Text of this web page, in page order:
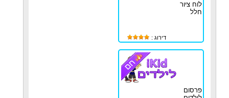
לוח ציור
חלל
דירוג :
פרסום